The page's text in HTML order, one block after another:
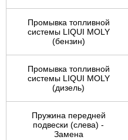
Промывка топливной
системы LIQUI MOLY
(бензин)
Промывка топливной
системы LIQUI MOLY
(дизель)
Пружина передней
подвески (слева) -
Замена